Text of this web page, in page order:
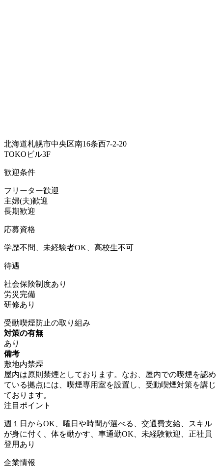
北海道札幌市中央区南16条西7-2-20
TOKOビル3F
歓迎条件
フリーター歓迎
主婦(夫)歓迎
長期歓迎
応募資格
学歴不問、未経験者OK、高校生不可
待遇
社会保険制度あり
労災完備
研修あり
受動喫煙防止の取り組み
対策の有無
あり
備考
敷地内禁煙
屋内は原則禁煙としております。なお、屋内での喫煙を認め
ている拠点には、喫煙専用室を設置し、受動喫煙対策を講じ
ております。
注目ポイント
週１日からOK、曜日や時間が選べる、交通費支給、スキル
が身に付く、体を動かす、車通勤OK、未経験歓迎、正社員
登用あり
企業情報